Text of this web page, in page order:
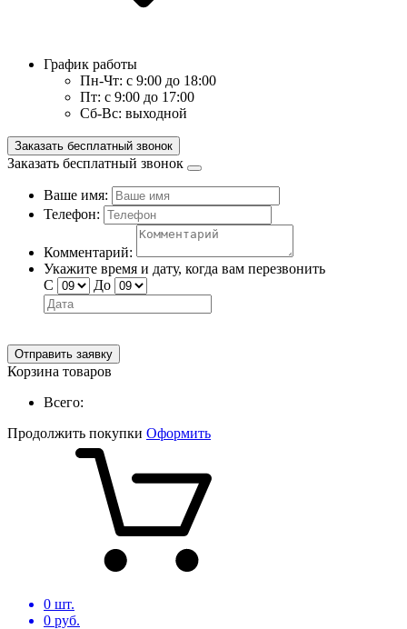
График работы
Пн-Чт: с 9:00 до 18:00
Пт: с 9:00 до 17:00
Сб-Вс: выходной
Заказать бесплатный звонок
Заказать бесплатный звонок
Ваше имя:
Телефон:
Комментарий:
Укажите время и дату, когда вам перезвонить
С
До
Отправить заявку
Корзина товаров
Всего:
Продолжить покупки Оформить
0 шт.
0 руб.